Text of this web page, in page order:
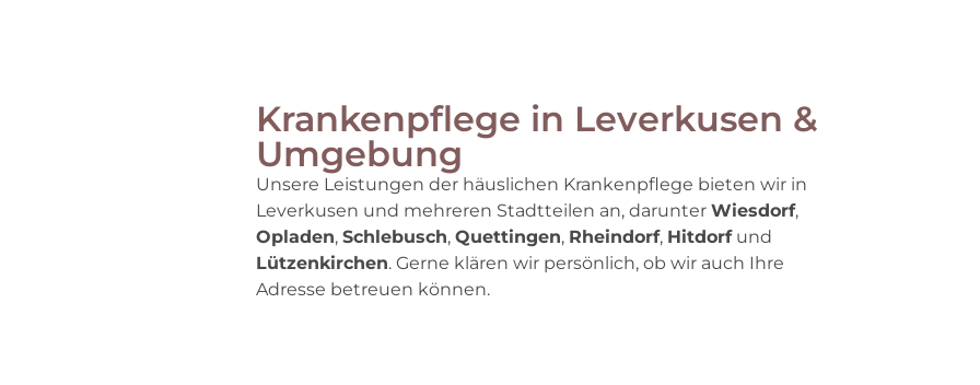
Krankenpflege in Leverkusen &
Umgebung
Unsere Leistungen der häuslichen Krankenpflege bieten wir in
Leverkusen und mehreren Stadtteilen an, darunter Wiesdorf,
Opladen, Schlebusch, Quettingen, Rheindorf, Hitdorfund
Lützenkirchen. Gerne klären wir persönlich, ob wir auch Ihre
Adresse betreuen können.